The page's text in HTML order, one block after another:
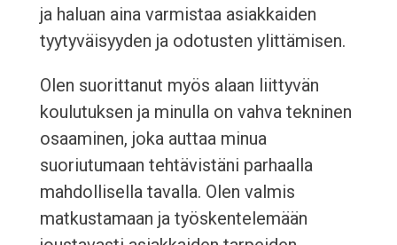
ja haluan aina varmistaa asiakkaiden
tyytyväisyyden ja odotusten ylittämisen.
Olen suorittanut myös alaan liittyvän
koulutuksen ja minulla on vahva tekninen
osaaminen, joka auttaa minua
suoriutumaan tehtävistäni parhaalla
mahdollisella tavalla. Olen valmis
matkustamaan ja työskentelemään